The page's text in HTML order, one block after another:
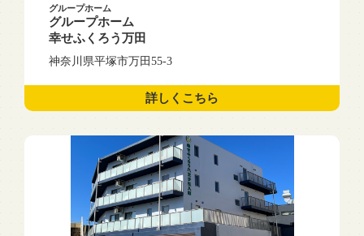
グループホーム
グループホーム
幸せふくろう万田
神奈川県平塚市万田55-3
詳しくこちら